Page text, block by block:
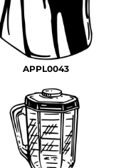
APPL0043